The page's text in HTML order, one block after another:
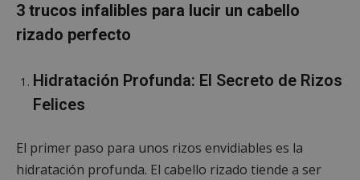
3 trucos infalibles para lucir un cabello
rizado perfecto
Hidratación Profunda: El Secreto de Rizos
Felices
El primer paso para unos rizos envidiables es la
hidratación profunda. El cabello rizado tiende a ser